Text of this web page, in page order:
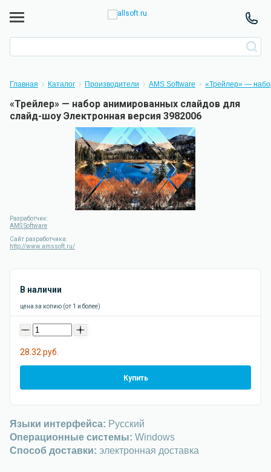
Главная Каталог Производители AMS Software «Трейлер» —
«Трейлер» — набор анимированных слайдов для
слайд-шоу Электронная версия 3982006
Разработчик:
AMS Software
Сайт разработчика:
http://www.amssoft.ru/
В наличии
цена за копию (от 1 и более)
- +
28.32 руб.
Купить
Языки интерфейса: Русский
Операционные системы: Windows
Способ доставки: электронная доставка